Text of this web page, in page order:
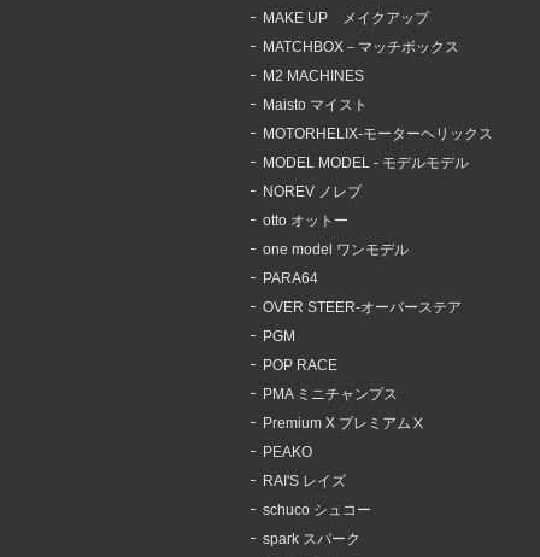
MAKE UP メイクアップ
MATCHBOX－マッチボックス
M2 MACHINES
Maisto マイスト
MOTORHELIX-モーターヘリックス
MODEL MODEL - モデルモデル
NOREV ノレブ
otto オットー
one model ワンモデル
PARA64
OVER STEER-オーバーステア
PGM
POP RACE
PMA ミニチャンプス
Premium X プレミアムⅩ
PEAKO
RAI'S レイズ
schuco シュコー
spark スパーク